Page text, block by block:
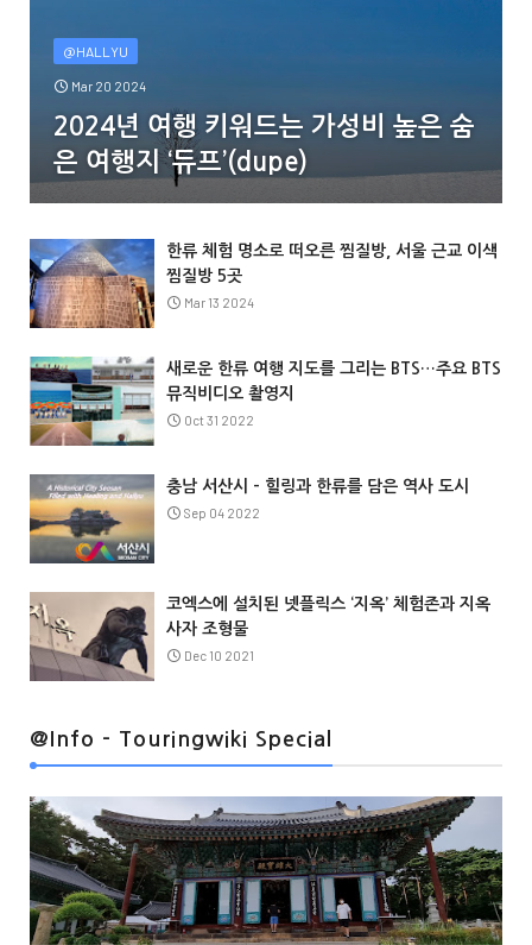
@HALLYU
Mar 20 2024
2024년 여행 키워드는 가성비 높은 숨
은 여행지 ‘듀프’(dupe)
한류 체험 명소로 떠오른 찜질방, 서울 근교 이색
찜질방 5곳
Mar 13 2024
새로운 한류 여행 지도를 그리는 BTS…주요 BTS
뮤직비디오 촬영지
Oct 31 2022
충남 서산시 – 힐링과 한류를 담은 역사 도시
Sep 04 2022
코엑스에 설치된 넷플릭스 ‘지옥’ 체험존과 지옥
사자 조형물
Dec 10 2021
@Info - Touringwiki Special
@Info
@Info